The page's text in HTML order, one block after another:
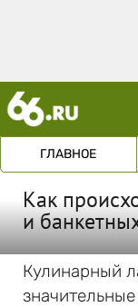
ГЛАВНОЕ
Как
и
Кулинарный